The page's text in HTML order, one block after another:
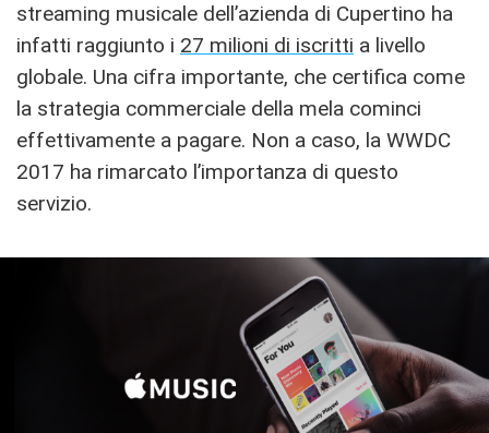
streaming musicale dell’azienda di Cupertino ha
infatti raggiunto i 27 milioni di iscritti a livello
globale. Una cifra importante, che certifica come
la strategia commerciale della mela cominci
effettivamente a pagare. Non a caso, la WWDC
2017 ha rimarcato l’importanza di questo
servizio.